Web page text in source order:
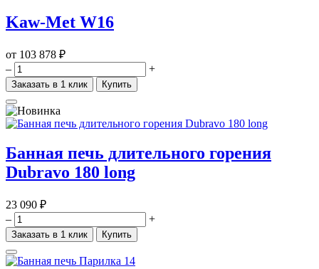
Kaw-Met W16
от 103 878 ₽
–
+
Заказать в 1 клик Купить
Банная печь длительного горения
Dubravo 180 long
23 090 ₽
–
+
Заказать в 1 клик Купить